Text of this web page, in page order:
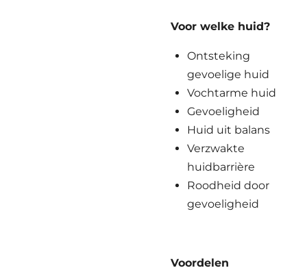
Voor welke huid?
Ontsteking
gevoelige huid
Vochtarme huid
Gevoeligheid
Huid uit balans
Verzwakte
huidbarrière
Roodheid door
gevoeligheid
Voordelen